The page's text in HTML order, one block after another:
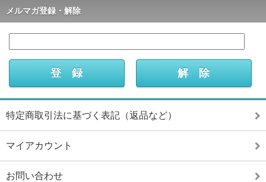
メルマガ登録・解除
特定商取引法に基づく表記（返品など）
マイアカウント
お問い合わせ